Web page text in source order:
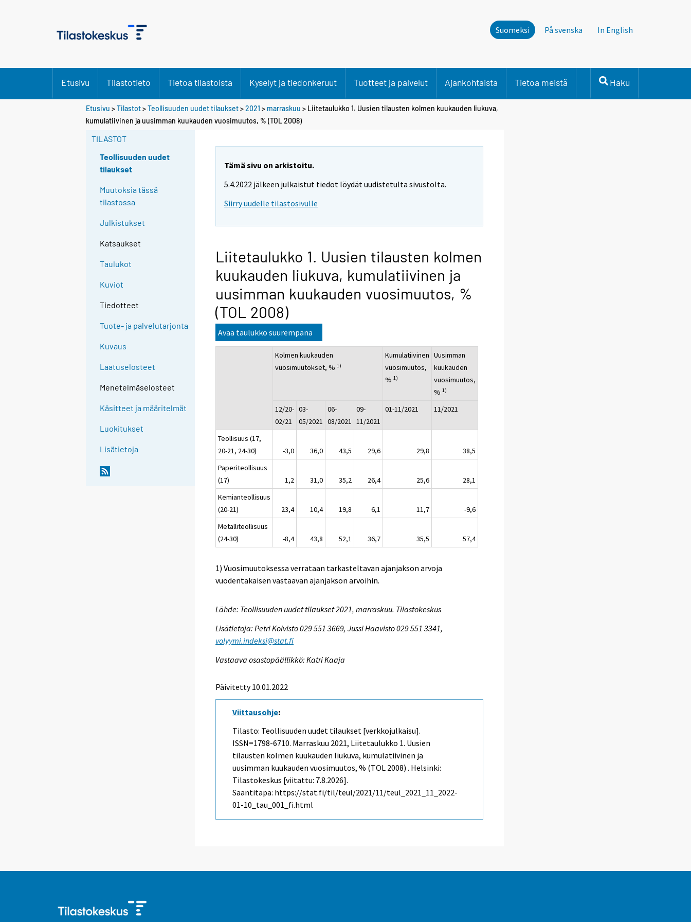
Suomeksi På svenska In English
Etusivu Tilastotieto Tietoa tilastoista Kyselyt ja tiedonkeruut Tuotteet ja palvelut Ajankohtaista Tietoa meistä Haku
Etusivu >Tilastot>Teollisuuden uudet tilaukset>2021 > marraskuu > Liitetaulukko 1. Uusien tilausten kolmen kuukauden liukuva,
kumulatiivinen ja uusimman kuukauden vuosimuutos, % (TOL 2008)
TILASTOT
Teollisuuden uudet
tilaukset
Muutoksia tässä
tilastossa
Julkistukset
Katsaukset
Taulukot
Kuviot
Tiedotteet
Tuote- ja palvelutarjonta
Kuvaus
Laatuselosteet
Menetelmäselosteet
Käsitteet ja määritelmät
Luokitukset
Lisätietoja
Tämä sivu on arkistoitu.
5.4.2022 jälkeen julkaistut tiedot löydät uudistetulta sivustolta.
Siirry uudelle tilastosivulle
Liitetaulukko 1. Uusien tilausten kolmen
kuukauden liukuva, kumulatiivinen ja
uusimman kuukauden vuosimuutos, %
(TOL 2008)
Avaa taulukko suurempana
Kolmen kuukauden
vuosimuutokset, %1)
Kumulatiivinen
vuosimuutos,
%1)
Uusimman
kuukauden
vuosimuutos,
%1)
12/20-
02/21
03-
05/2021
06-
08/2021
09-
11/2021
01-11/2021 11/2021
Teollisuus (17,
20-21, 24-30)
-3,0 36,0 43,5 29,6 29,8
38,5
Paperiteollisuus
(17)
1,2 31,0 35,2 26,4 25,6
28,1
Kemianteollisuus
(20-21)
23,4 10,4 19,8 6,1 11,7
-9,6
Metalliteollisuus
(24-30)
-8,4 43,8 52,1 36,7 35,5 57,4
1) Vuosimuutoksessa verrataan tarkasteltavan ajanjakson arvoja
vuodentakaisen vastaavan ajanjakson arvoihin.
Lähde: Teollisuuden uudet tilaukset 2021, marraskuu. Tilastokeskus
Lisätietoja: Petri Koivisto 029 551 3669, Jussi Haavisto 029 551 3341,
volyymi.indeksi@stat.fi
Vastaava osastopäällikkö: Katri Kaaja
Päivitetty 10.01.2022
Viittausohje:
Tilasto: Teollisuuden uudet tilaukset [verkkojulkaisu].
ISSN=1798-6710. Marraskuu 2021, Liitetaulukko 1. Uusien
tilausten kolmen kuukauden liukuva, kumulatiivinen ja
uusimman kuukauden vuosimuutos, % (TOL 2008) . Helsinki:
Tilastokeskus [viitattu: 7.8.2026].
Saantitapa: https://stat.fi/til/teul/2021/11/teul_2021_11_2022-
01-10_tau_001_fi.html